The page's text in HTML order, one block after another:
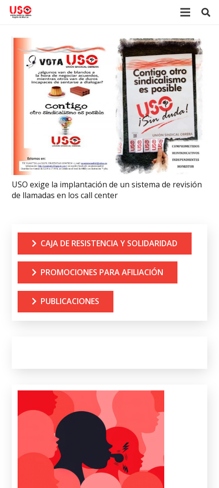
USO exige la implantación de un sistema de revisión
de llamadas en los call center
CAJA DE RESISTENCIA Y SOLIDARIDAD
PROMOCIONES PARA AFILIACIÓN
PUBLICACIONES